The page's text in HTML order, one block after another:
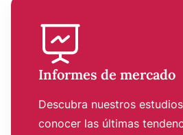
Informes de mercado
Descubra nuestros
conocer las últimas